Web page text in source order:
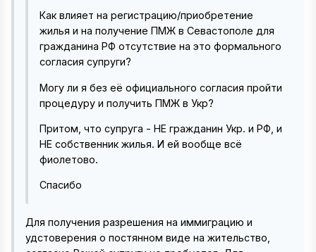
Как влияет на регистрацию/приобретение
жилья и на получение ПМЖ в Севастополе для
гражданина РФ отсутствие на это формального
согласия супруги?
Могу ли я без её официального согласия пройти
процедуру и получить ПМЖ в Укр?
Притом, что супруга - НЕ гражданин Укр. и РФ, и
НЕ собственник жилья. И ей вообще всё
фиолетово.
Спасибо
Для получения разрешения на иммиграцию и
удстоверения о постянном виде на жительство,